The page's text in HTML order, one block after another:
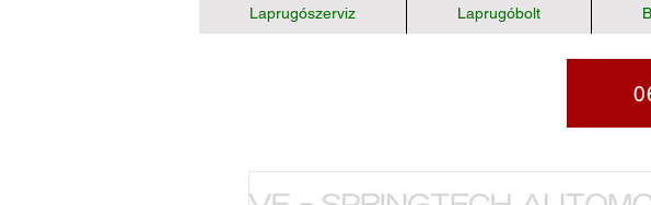
Laprugószerviz Laprugóbolt